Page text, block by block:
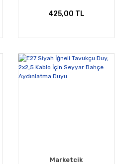
425,00 TL
Marketcik